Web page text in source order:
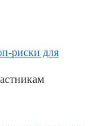
риски для